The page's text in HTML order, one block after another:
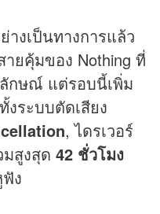
างเป็นทางการแล้ว
ยคุ้มของ Nothing ที่
ลักษณ์ แต่รอบนี้เพิ่ม
งระบบตัดเสียง
, ไดรเวอร์
สูงสุด 42 ชั่วโมง
ง